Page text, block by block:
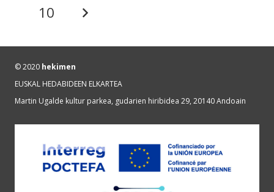
10
© 2020 hekimen
EUSKAL HEDABIDEEN ELKARTEA
Martin Ugalde kultur parkea, gudarien hiribidea 29, 20140 Andoain